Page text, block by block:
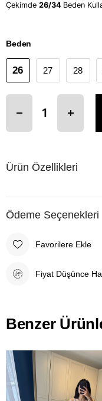
Çekimde 26/34 Beden
Beden
26 27 28
Ürün Özellikleri
Ödeme Seçenekleri
Favorilere Ekle
Fiyat Düşünce
Benzer